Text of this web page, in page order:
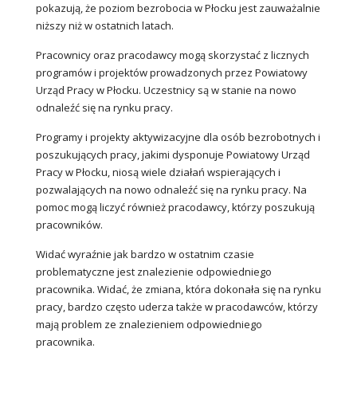
pokazują, że poziom bezrobocia w Płocku jest zauważalnie
niższy niż w ostatnich latach.
Pracownicy oraz pracodawcy mogą skorzystać z licznych
programów i projektów prowadzonych przez Powiatowy
Urząd Pracy w Płocku. Uczestnicy są w stanie na nowo
odnaleźć się na rynku pracy.
Programy i projekty aktywizacyjne dla osób bezrobotnych i
poszukujących pracy, jakimi dysponuje Powiatowy Urząd
Pracy w Płocku, niosą wiele działań wspierających i
pozwalających na nowo odnaleźć się na rynku pracy. Na
pomoc mogą liczyć również pracodawcy, którzy poszukują
pracowników.
Widać wyraźnie jak bardzo w ostatnim czasie
problematyczne jest znalezienie odpowiedniego
pracownika. Widać, że zmiana, która dokonała się na rynku
pracy, bardzo często uderza także w pracodawców, którzy
mają problem ze znalezieniem odpowiedniego
pracownika.